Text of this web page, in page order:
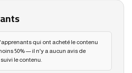
qui ont acheté le contenu
50% — il n'y a aucun avis de
le contenu.